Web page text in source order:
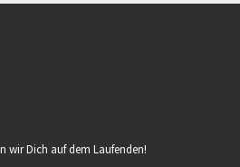
wir Dich auf dem Laufenden!